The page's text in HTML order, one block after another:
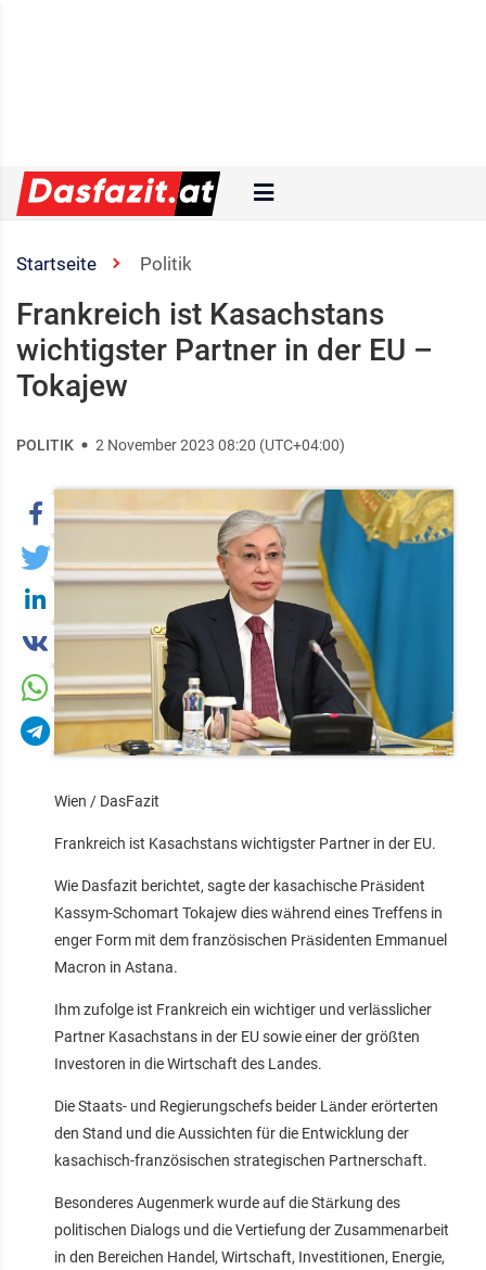
Startseite Politik
Frankreich ist Kasachstans
wichtigster Partner in der EU –
Tokajew
POLITIK 2 November 2023 08:20 (UTC+04:00)
Wien / DasFazit
Frankreich ist Kasachstans wichtigster Partner in der EU.
Wie Dasfazit berichtet, sagte der kasachische Präsident
Kassym-Schomart Tokajew dies während eines Treffens in
enger Form mit dem französischen Präsidenten Emmanuel
Macron in Astana.
Ihm zufolge ist Frankreich ein wichtiger und verlässlicher
Partner Kasachstans in der EU sowie einer der größten
Investoren in die Wirtschaft des Landes.
Die Staats- und Regierungschefs beider Länder erörterten
den Stand und die Aussichten für die Entwicklung der
kasachisch-französischen strategischen Partnerschaft.
Besonderes Augenmerk wurde auf die Stärkung des
politischen Dialogs und die Vertiefung der Zusammenarbeit
in den Bereichen Handel, Wirtschaft, Investitionen, Energie,